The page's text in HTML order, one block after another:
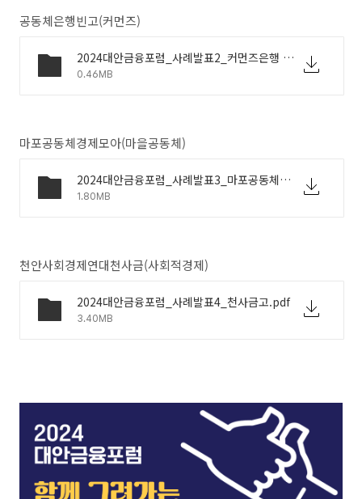
공동체은행빈고(커먼즈)
2024대안금융포럼_사례발표2_커먼즈은행 빈고.pdf
0.46MB
마포공동체경제모아(마을공동체)
2024대안금융포럼_사례발표3_마포공동체은행.pdf
1.80MB
천안사회경제연대천사금(사회적경제)
2024대안금융포럼_사례발표4_천사금고.pdf
3.40MB